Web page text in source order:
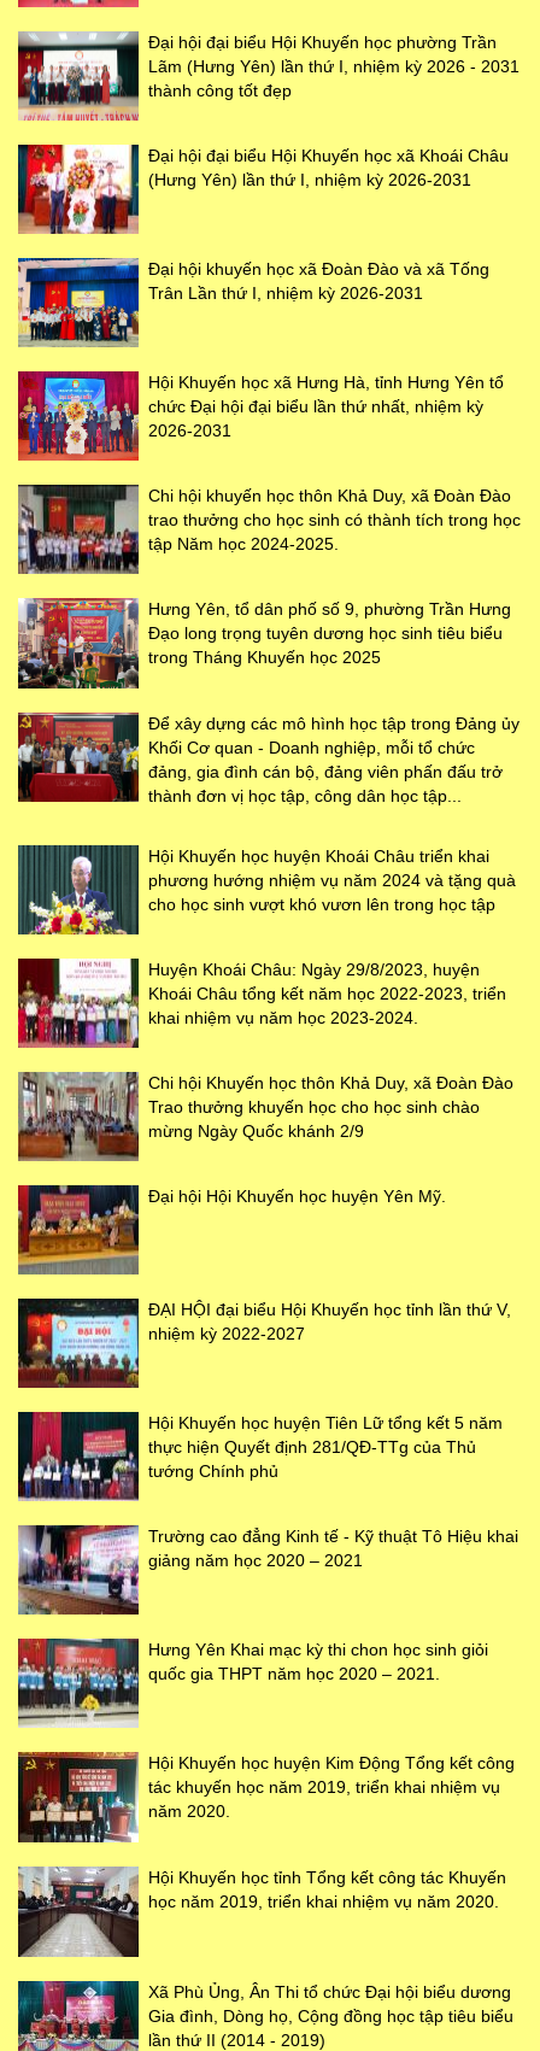
Đại hội đại biểu Hội Khuyến học phường Trần
Lãm (Hưng Yên) lần thứ I, nhiệm kỳ 2026 - 2031
thành công tốt đẹp
Đại hội đại biểu Hội Khuyến học xã Khoái Châu
(Hưng Yên) lần thứ I, nhiệm kỳ 2026-2031
Đại hội khuyến học xã Đoàn Đào và xã Tống
Trân Lần thứ I, nhiệm kỳ 2026-2031
Hội Khuyến học xã Hưng Hà, tỉnh Hưng Yên tổ
chức Đại hội đại biểu lần thứ nhất, nhiệm kỳ
2026-2031
Chi hội khuyến học thôn Khả Duy, xã Đoàn Đào
trao thưởng cho học sinh có thành tích trong học
tập Năm học 2024-2025.
Hưng Yên, tổ dân phố số 9, phường Trần Hưng
Đạo long trọng tuyên dương học sinh tiêu biểu
trong Tháng Khuyến học 2025
Để xây dựng các mô hình học tập trong Đảng ủy
Khối Cơ quan - Doanh nghiệp, mỗi tổ chức
đảng, gia đình cán bộ, đảng viên phấn đấu trở
thành đơn vị học tập, công dân học tập...
Hội Khuyến học huyện Khoái Châu triển khai
phương hướng nhiệm vụ năm 2024 và tặng quà
cho học sinh vượt khó vươn lên trong học tập
Huyện Khoái Châu: Ngày 29/8/2023, huyện
Khoái Châu tổng kết năm học 2022-2023, triển
khai nhiệm vụ năm học 2023-2024.
Chi hội Khuyến học thôn Khả Duy, xã Đoàn Đào
Trao thưởng khuyến học cho học sinh chào
mừng Ngày Quốc khánh 2/9
Đại hội Hội Khuyến học huyện Yên Mỹ.
ĐẠI HỘI đại biểu Hội Khuyến học tỉnh lần thứ V,
nhiệm kỳ 2022-2027
Hội Khuyến học huyện Tiên Lữ tổng kết 5 năm
thực hiện Quyết định 281/QĐ-TTg của Thủ
tướng Chính phủ
Trường cao đẳng Kinh tế - Kỹ thuật Tô Hiệu khai
giảng năm học 2020 – 2021
Hưng Yên Khai mạc kỳ thi chon học sinh giỏi
quốc gia THPT năm học 2020 – 2021.
Hội Khuyến học huyện Kim Động Tổng kết công
tác khuyến học năm 2019, triển khai nhiệm vụ
năm 2020.
Hội Khuyến học tỉnh Tổng kết công tác Khuyến
học năm 2019, triển khai nhiệm vụ năm 2020.
Xã Phù Ủng, Ân Thi tổ chức Đại hội biểu dương
Gia đình, Dòng họ, Cộng đồng học tập tiêu biểu
lần thứ II (2014 - 2019)